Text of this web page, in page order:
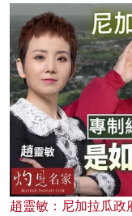
趙靈敏：尼加拉瓜政